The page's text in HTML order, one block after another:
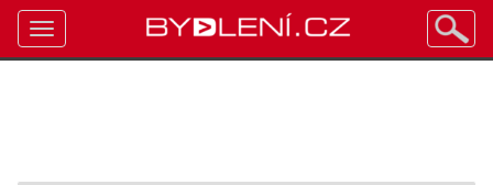
Toggle
navigation